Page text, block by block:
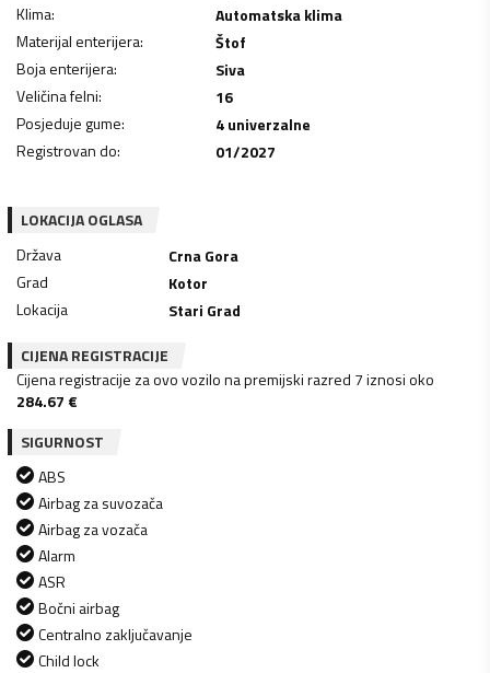
Klima:
Automatska klima
Materijal enterijera:
Štof
Boja enterijera:
Siva
Veličina felni:
16
Posjeduje gume:
4 univerzalne
Registrovan do: 01/2027
LOKACIJA OGLASA
Država
Crna Gora
Grad
Kotor
Lokacija
Stari Grad
CIJENA REGISTRACIJE
Cijena registracije za ovo vozilo na premijski razred 7 iznosi oko
284.67 €
SIGURNOST
ABS
Airbag za suvozača
Airbag za vozača
Alarm
ASR
Bočni airbag
Centralno zaključavanje
Child lock